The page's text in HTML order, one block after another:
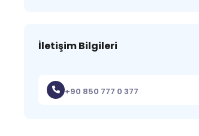
İletişim Bilgileri
+90 850 777 0 377